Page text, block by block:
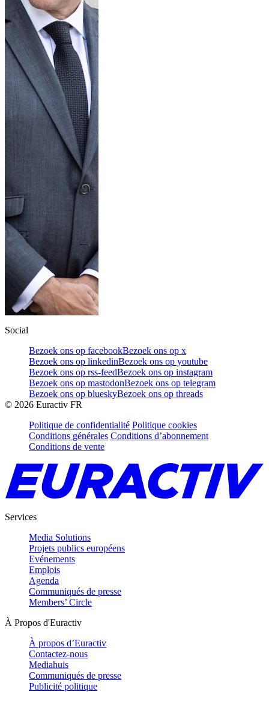
Social
Bezoek ons op facebookBezoek ons op x
Bezoek ons op linkedinBezoek ons op youtube
Bezoek ons op rss-feedBezoek ons op instagram
Bezoek ons op mastodonBezoek ons op telegram
Bezoek ons op blueskyBezoek ons op threads
© 2026 Euractiv FR
Politique de confidentialité Politique cookies
Conditions générales Conditions d’abonnement
Conditions de vente
Services
Media Solutions
Projets publics européens
Evénements
Emplois
Agenda
Communiqués de presse
Members’ Circle
À Propos d'Euractiv
À propos d’Euractiv
Contactez-nous
Mediahuis
Communiqués de presse
Publicité politique